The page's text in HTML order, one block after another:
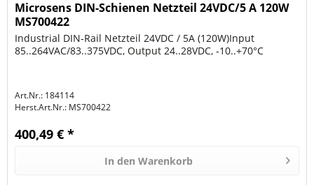
Microsens DIN-Schienen Netzteil 24VDC/5 A 120W
MS700422
Industrial DIN-Rail Netzteil 24VDC / 5A (120W)Input
85..264VAC/83..375VDC, Output 24..28VDC, -10..+70°C
Art.Nr.: 184114
Herst.Art.Nr.: MS700422
400,49 € *
In den Warenkorb